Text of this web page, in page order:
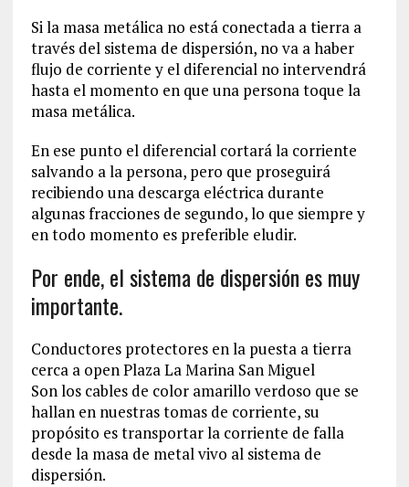
Si la masa metálica no está conectada a tierra a
través del sistema de dispersión, no va a haber
flujo de corriente y el diferencial no intervendrá
hasta el momento en que una persona toque la
masa metálica.
En ese punto el diferencial cortará la corriente
salvando a la persona, pero que proseguirá
recibiendo una descarga eléctrica durante
algunas fracciones de segundo, lo que siempre y
en todo momento es preferible eludir.
Por ende, el sistema de dispersión es muy
importante.
Conductores protectores en la puesta a tierra
cerca a open Plaza La Marina San Miguel
Son los cables de color amarillo verdoso que se
hallan en nuestras tomas de corriente, su
propósito es transportar la corriente de falla
desde la masa de metal vivo al sistema de
dispersión.